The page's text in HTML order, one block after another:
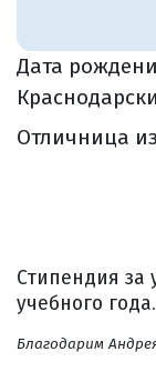
Дата
Отличница
Стипендия за
учебного года.
Благодарим